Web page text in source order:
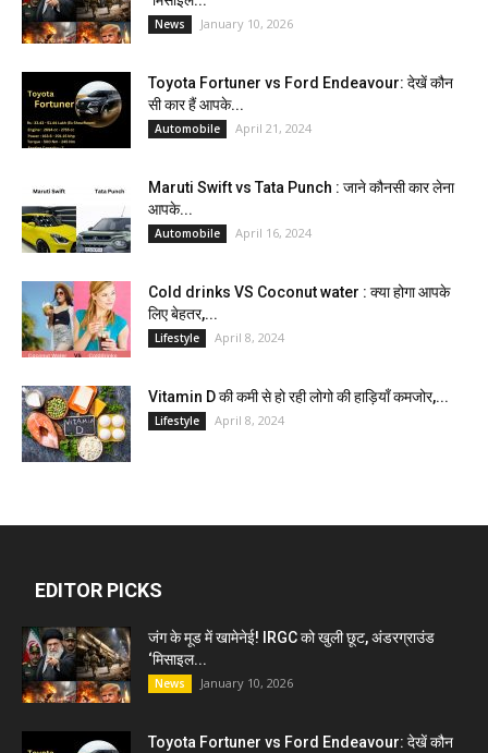
News January 10, 2026
Toyota Fortuner vs Ford Endeavour: देखें कौन
सी कार हैं आपके...
Automobile April 21, 2024
Maruti Swift vs Tata Punch : जाने कौनसी कार लेना
आपके...
Automobile April 16, 2024
Cold drinks VS Coconut water : क्या होगा आपके
लिए बेहतर,...
Lifestyle April 8, 2024
Vitamin D की कमी से हो रही लोगो की हाड़ियाँ कमजोर,...
Lifestyle April 8, 2024
EDITOR PICKS
जंग के मूड में खामेनेई! IRGC को खुली छूट, अंडरग्राउंड
‘मिसाइल...
News January 10, 2026
Toyota Fortuner vs Ford Endeavour: देखें कौन